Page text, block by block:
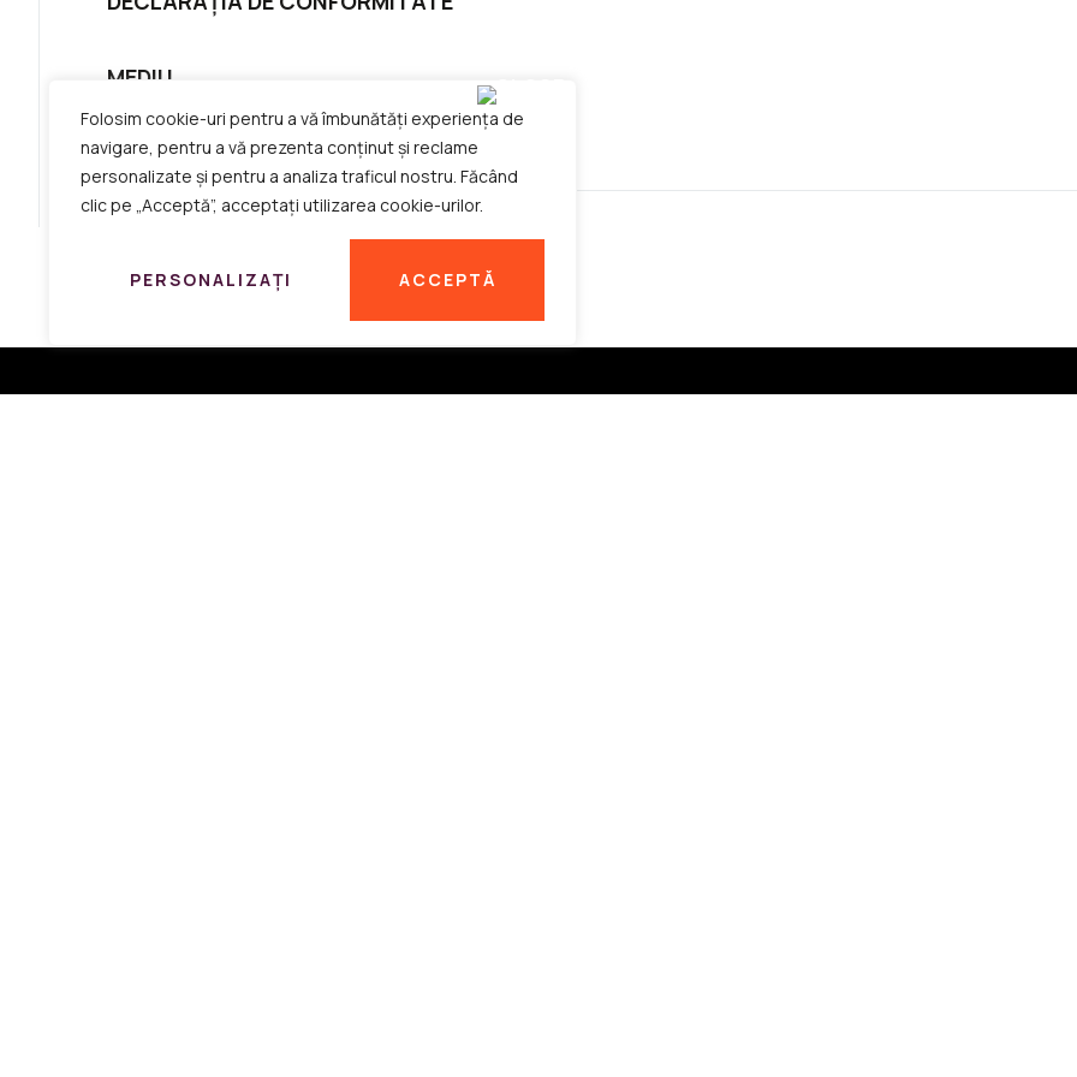
Folosim cookie-uri pentru a vă îmbunătăți experiența de
navigare, pentru a vă prezenta conținut și reclame
personalizate și pentru a analiza traficul nostru. Făcând
clic pe „Acceptă”, acceptați utilizarea cookie-urilor.
PERSONALIZAȚI ACCEPTĂ
MEDIU
RECICLARE